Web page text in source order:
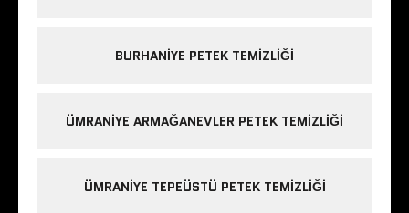
BURHANIYE PETEK TEMIZLIĞI
ÜMRANIYE ARMAĞANEVLER PETEK TEMIZLIĞI
ÜMRANIYE TEPEÜSTÜ PETEK TEMIZLIĞI